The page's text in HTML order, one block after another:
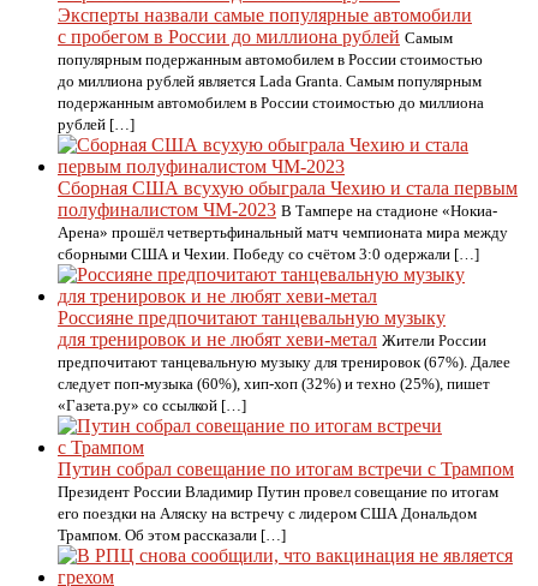
Эксперты назвали самые популярные автомобили
с пробегом в России до миллиона рублей Самым
популярным подержанным автомобилем в России стоимостью
до миллиона рублей является Lada Granta. Самым популярным
подержанным автомобилем в России стоимостью до миллиона
рублей […]
Сборная США всухую обыграла Чехию и стала первым
полуфиналистом ЧМ-2023 В Тампере на стадионе «Нокиа-
Арена» прошёл четвертьфинальный матч чемпионата мира между
сборными США и Чехии. Победу со счётом 3:0 одержали […]
Россияне предпочитают танцевальную музыку
для тренировок и не любят хеви-метал Жители России
предпочитают танцевальную музыку для тренировок (67%). Далее
следует поп-музыка (60%), хип-хоп (32%) и техно (25%), пишет
«Газета.ру» со ссылкой […]
Путин собрал совещание по итогам встречи с Трампом
Президент России Владимир Путин провел совещание по итогам
его поездки на Аляску на встречу с лидером США Дональдом
Трампом. Об этом рассказали […]